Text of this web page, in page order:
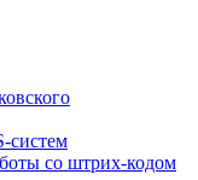
систем
со штрих-кодом